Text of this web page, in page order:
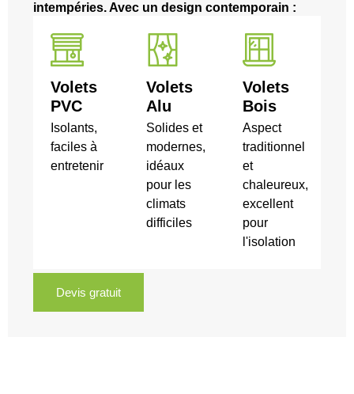
intempéries. Avec un design contemporain :
Volets
PVC
Isolants,
faciles à
entretenir
Volets
Alu
Solides et
modernes,
idéaux
pour les
climats
difficiles
Volets
Bois
Aspect
traditionnel
et
chaleureux,
excellent
pour
l'isolation
Devis gratuit